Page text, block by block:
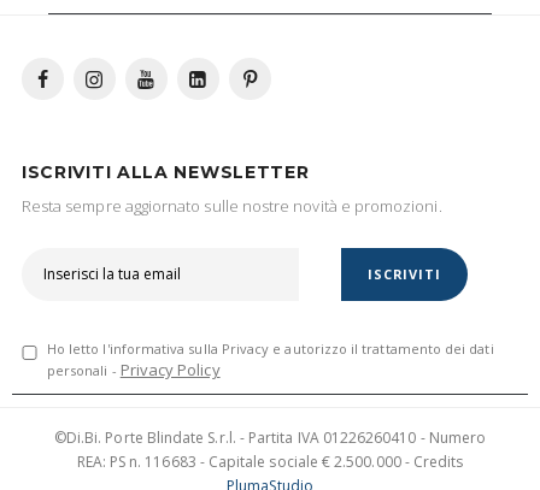
ISCRIVITI ALLA NEWSLETTER
Resta sempre aggiornato sulle nostre novità e promozioni.
Ho letto l'informativa sulla Privacy e autorizzo il trattamento dei dati
personali - Privacy Policy
ISCRIVITI
©Di.Bi. Porte Blindate S.r.l. - Partita IVA 01226260410 - Numero
REA: PS n. 116683 - Capitale sociale € 2.500.000 - Credits
PlumaStudio